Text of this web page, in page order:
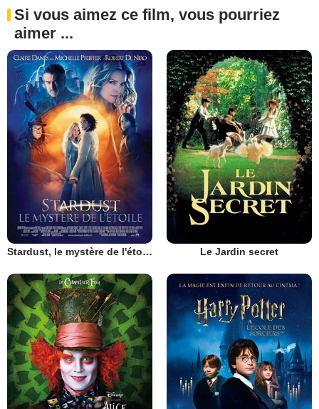
Si vous aimez ce film, vous pourriez
aimer ...
Stardust, le mystère de l'étoile Le Jardin secret